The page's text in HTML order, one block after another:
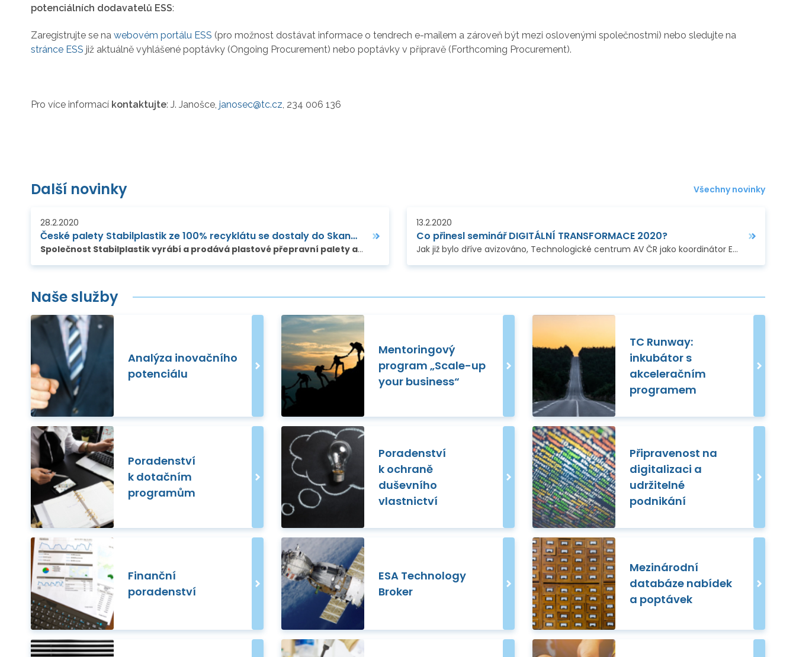
potenciálních dodavatelů ESS:
Zaregistrujte se na webovém portálu ESS (pro možnost dostávat informace o tendrech e-mailem a zároveň být mezi oslovenými společnostmi) nebo sledujte na
stránce ESS již aktuálně vyhlášené poptávky (Ongoing Procurement) nebo poptávky v přípravě (Forthcoming Procurement).
Pro více informací kontaktujte: J. Janošce, janosec@tc.cz, 234 006 136
Další novinky Všechny novinky
28.2.2020
České palety Stabilplastik ze 100% recyklátu se dostaly do Skandinávie
Společnost Stabilplastik vyrábí a prodává plastové přepravní palety a mobilní svodidla z recyklovaného směsného plastu, které jsou opět 100% recyklovatelné
13.2.2020
Co přinesl seminář DIGITÁLNÍ TRANSFORMACE 2020?
Jak již bylo dříve avizováno, Technologické centrum AV ČR jako koordinátor Enterprise Europe Network, je jedním z odborných partnerů série akcí Digitální…
Naše služby
Analýza inovačního
potenciálu
Mentoringový
program „Scale-up
your business“
TC Runway:
inkubátor s
akceleračním
programem
Poradenství
k dotačním
programům
Poradenství
k ochraně
duševního
vlastnictví
Připravenost na
digitalizaci a
udržitelné
podnikání
Finanční
poradenství
ESA Technology
Broker
Mezinárodní
databáze nabídek
a poptávek